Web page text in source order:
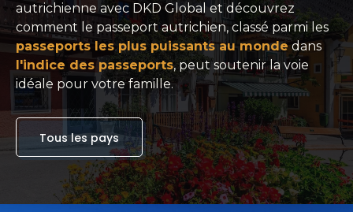
autrichienne avec DKD Global et découvrez
comment le passeport autrichien, classé parmi les
passeports les plus puissants au mondedans
l'indice des passeports, peut soutenir la voie
idéale pour votre famille.
Tous les pays